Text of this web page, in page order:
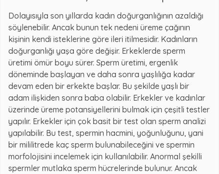
Dolayısıyla son yıllarda kadın doğurganlığının azaldığı
söylenebilir. Ancak bunun tek nedeni üreme çağının
kişinin kendi isteklerine göre ileri itilmesidir. Kadınların
doğurganlığı yaşa göre değişir. Erkeklerde sperm
üretimi ömür boyu sürer. Sperm üretimi, ergenlik
döneminde başlayan ve daha sonra yaşlılığa kadar
devam eden bir erkekte başlar. Bu şekilde yaşlı bir
adam ilişkiden sonra baba olabilir. Erkekler ve kadınlar
üzerinde üreme potansiyellerini bulmak için çeşitli testler
yapılır. Erkekler için çok basit bir test olan sperm analizi
yapılabilir. Bu test, spermin hacmini, yoğunluğunu, yani
bir mililitrede kaç sperm bulunabileceğini ve spermin
morfolojisini incelemek için kullanılabilir. Anormal şekilli
spermler mutlaka sperm hücrelerinde bulunur. Ancak